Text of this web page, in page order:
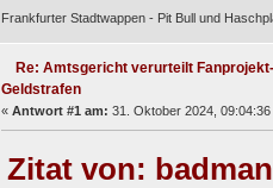
Frankfurter Stadtwappen - Pit Bull und
Re: Amtsgericht verurteilt
Geldstrafen
« Antwort #1 am: 31. Oktober 2024, 09:04:36
Zitat von: